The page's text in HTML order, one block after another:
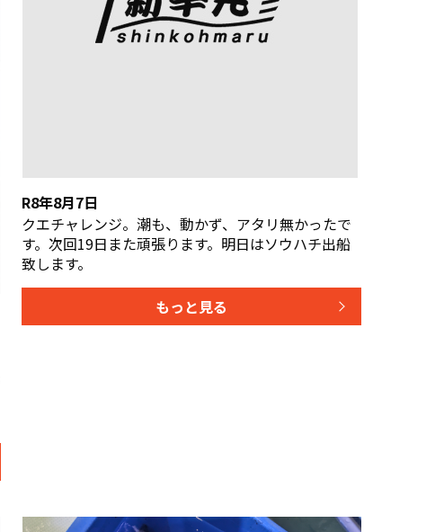
R8年8月7日
クエチャレンジ。潮も、動かず、アタリ無かったで
す。次回19日また頑張ります。明日はソウハチ出船
致します。
もっと見る